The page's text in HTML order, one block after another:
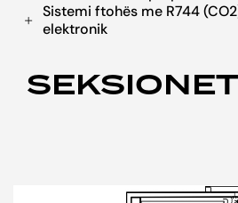
Sistemi ftohës me R744
elektronik
SEKSIONET